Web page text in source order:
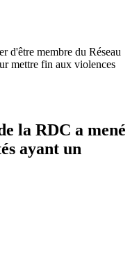
d'être membre du Réseau
mettre fin aux violences
la RDC a mené
ayant un